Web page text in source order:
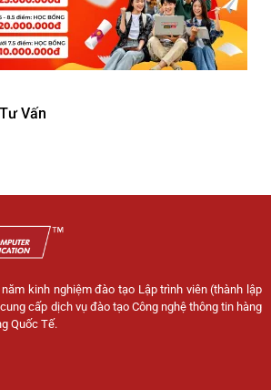
Vấn
kinh nghiệm đào tạo Lập trình viên (thành lập
cấp dịch vụ đào tạo Công nghệ thông tin hàng
Quốc Tế.